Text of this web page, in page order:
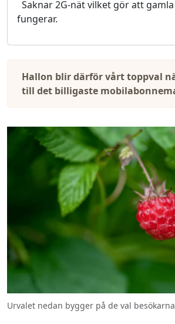
Saknar 2G-nät vilket gör att
fungerar.
Hallon blir därför vårt toppval
till det billigaste
Urvalet nedan bygger på de val